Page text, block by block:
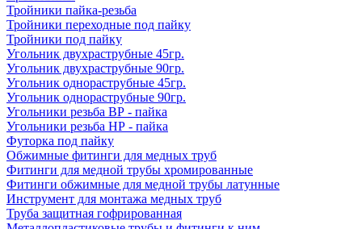
Тройники пайка-резьба
Тройники переходные под пайку
Тройники под пайку
Угольник двухраструбные 45гр.
Угольник двухраструбные 90гр.
Угольник однораструбные 45гр.
Угольник однораструбные 90гр.
Угольники резьба ВР - пайка
Угольники резьба НР - пайка
Футорка под пайку
Обжимные фитинги для медных труб
Фитинги для медной трубы хромированные
Фитинги обжимные для медной трубы латунные
Инструмент для монтажа медных труб
Труба защитная гофрированная